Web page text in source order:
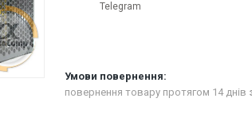
Telegram
повернення товару протягом 14 днів